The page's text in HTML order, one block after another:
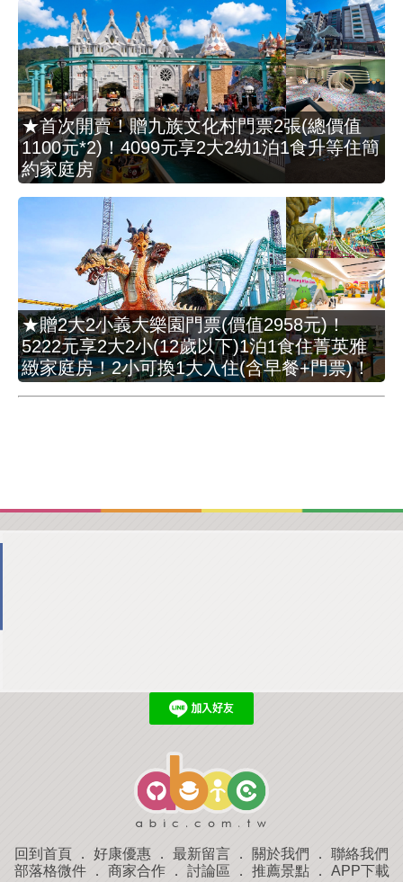
★首次開賣！贈九族文化村門票2張(總價值
1100元*2)！4099元享2大2幼1泊1食升等住簡
約家庭房
★贈2大2小義大樂園門票(價值2958元)！
5222元享2大2小(12歲以下)1泊1食住菁英雅
緻家庭房！2小可換1大入住(含早餐+門票)！
回到首頁 ． 好康優惠 ． 最新留言 ． 關於我們 ． 聯絡我們
部落格微件． 商家合作． 討論區 ． 推薦景點． APP下載